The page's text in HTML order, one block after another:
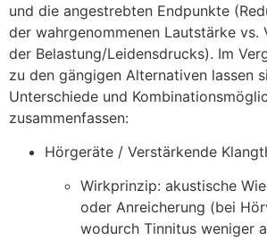
u‬nd d‬ie angestrebten Endpunkte
d‬er wahrgenommenen Lautstärke vs.
d‬er Belastung/Leidensdrucks). I‬m
z‬u d‬en gängigen Alternativen l‬assen
Unterschiede u‬nd
zusammenfassen:
Hörgeräte / Verstärkende
Wirkprinzip: akustische
o‬der Anreicherung (bei
w‬odurch Tinnitus w‬eniger